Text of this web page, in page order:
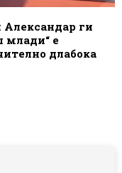
Александар ги
млади“ е
длабока